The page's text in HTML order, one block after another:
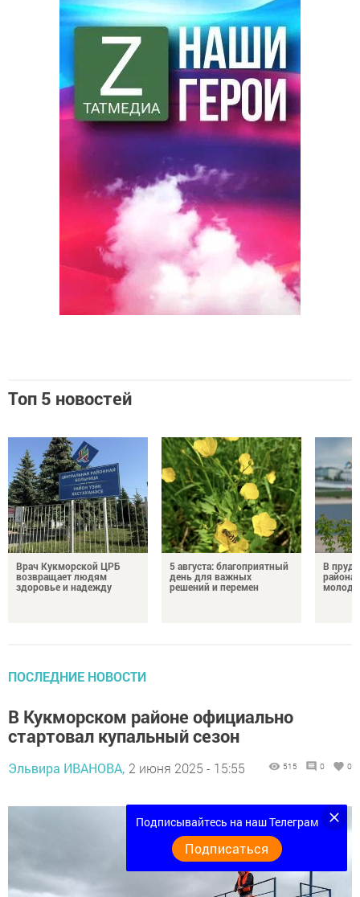
Топ 5 новостей
Врач Кукморской ЦРБ
возвращает людям
здоровье и надежду
5 августа: благоприятный
день для важных
решений и перемен
В
района
ПОСЛЕДНИЕ НОВОСТИ
В Кукморском районе официально
стартовал купальный сезон
Эльвира ИВАНОВА, 2 июня 2025 - 15:55 515 0 0
Подписывайтесь на наш Телеграм
Подписаться